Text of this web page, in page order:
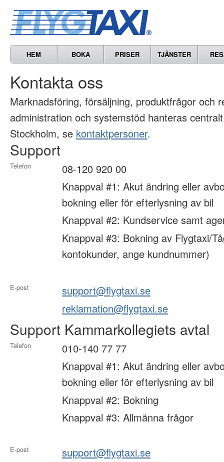
HEM BOKA PRISER TJÄNSTER
Kontakta oss
Marknads­föring, försäljning, produkt­frågor och
administration och systemstöd hanteras
Stockholm, se kontaktpersoner.
Support
Telefon
08-120 920 00
Knappval #1: Akut ändring eller
bokning eller för efterlysning av bil
Knappval #2: Kundservice samt
Knappval #3: Bokning av Flygtaxi/
kontokunder, ange kundnummer)
E-post
support@flygtaxi.se
reklamation@flygtaxi.se
Support Kammarkollegiets avtal
Telefon
010-140 77 77
Knappval #1: Akut ändring eller
bokning eller för efterlysning av bil
Knappval #2: Bokning
Knappval #3: Allmänna frågor
E-post
support@flygtaxi.se